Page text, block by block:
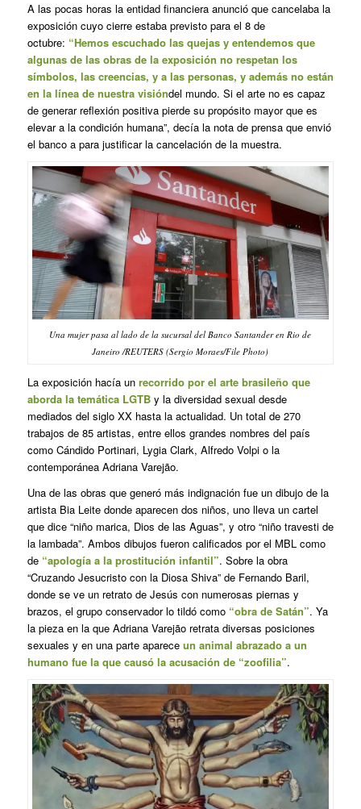
A las pocas horas la entidad financiera anunció que cancelaba la
exposición cuyo cierre estaba previsto para el 8 de
octubre: “Hemos escuchado las quejas y entendemos que
algunas de las obras de la exposición no respetan los
símbolos, las creencias, y a las personas, y además no están
en la línea de nuestra visióndel mundo. Si el arte no es capaz
de generar reflexión positiva pierde su propósito mayor que es
elevar a la condición humana”, decía la nota de prensa que envió
el banco a para justificar la cancelación de la muestra.
Una mujer pasa al lado de la sucursal del Banco Santander en Rio de
Janeiro /REUTERS (Sergio Moraes/File Photo)
La exposición hacía un recorrido por el arte brasileño que
aborda la temática LGTBy la diversidad sexual desde
mediados del siglo XX hasta la actualidad. Un total de 270
trabajos de 85 artistas, entre ellos grandes nombres del país
como Cándido Portinari, Lygia Clark, Alfredo Volpi o la
contemporánea Adriana Varejão.
Una de las obras que generó más indignación fue un dibujo de la
artista Bia Leite donde aparecen dos niños, uno lleva un cartel
que dice “niño marica, Dios de las Aguas”, y otro “niño travesti de
la lambada”. Ambos dibujos fueron calificados por el MBL como
de “apología a la prostitución infantil”. Sobre la obra
“Cruzando Jesucristo con la Diosa Shiva” de Fernando Baril,
donde se ve un retrato de Jesús con numerosas piernas y
brazos, el grupo conservador lo tildó como “obra de Satán”. Ya
la pieza en la que Adriana Varejão retrata diversas posiciones
sexuales y en una parte aparece un animal abrazado a un
humano fue la que causó la acusación de “zoofilia”.